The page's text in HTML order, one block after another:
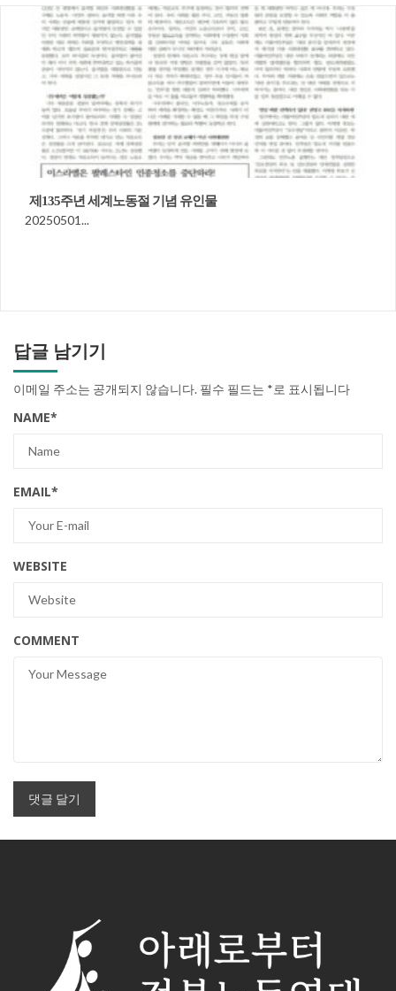
제135주년 세계노동절 기념 유인물
20250501...
답글 남기기
이메일 주소는 공개되지 않습니다. 필수 필드는 *로 표시됩니다
NAME*
EMAIL*
WEBSITE
COMMENT